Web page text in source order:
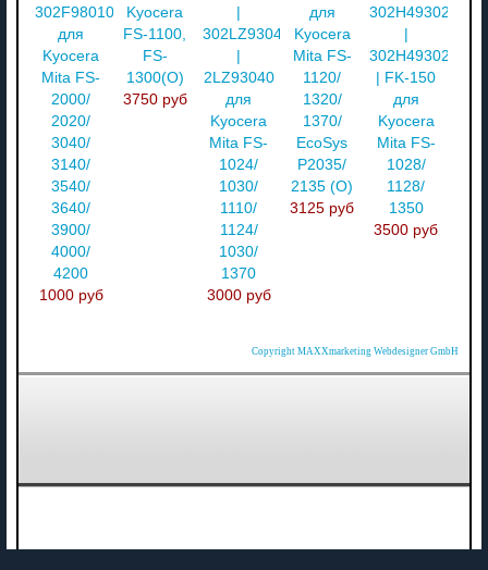
302F980100
для
Kyocera
Mita FS-
2000/
2020/
3040/
3140/
3540/
3640/
3900/
4000/
4200
1000 руб
Kyocera
FS-1100,
FS-
1300(О)
3750 руб
|
302LZ93040
|
2LZ93040
для
Kyocera
Mita FS-
1024/
1030/
1110/
1124/
1030/
1370
3000 руб
для
Kyocera
Mita FS-
1120/
1320/
1370/
EcoSys
P2035/
2135 (О)
3125 руб
302H493021
|
302H493020
| FK-150
для
Kyocera
Mita FS-
1028/
1128/
1350
3500 руб
Copyright MAXXmarketing Webdesigner GmbH